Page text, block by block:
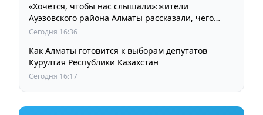
«Хочется, чтобы нас слышали»:жители
Ауэзовского района Алматы рассказали, чего
ждут от выборов депутатов Курултая
Сегодня 16:36
Как Алматы готовится к выборам депутатов
Курултая Республики Казахстан
Сегодня 16:17